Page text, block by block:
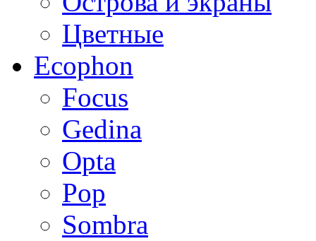
Цветные
Ecophon
Focus
Gedina
Opta
Pop
Sombra